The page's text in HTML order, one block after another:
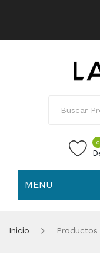
0
MENU
Inicio Productos